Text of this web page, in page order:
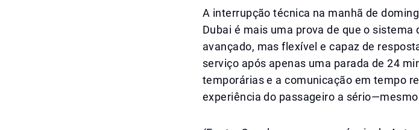
A interrupção técnica na manhã de
Dubai é mais uma prova de que o
avançado, mas flexível e capaz de
serviço após apenas uma parada de 24
temporárias e a comunicação em tempo
experiência do passageiro a